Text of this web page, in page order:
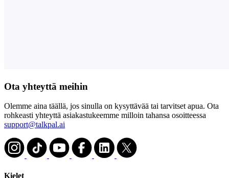
Ota yhteyttä meihin
Olemme aina täällä, jos sinulla on kysyttävää tai tarvitset apua. Ota
rohkeasti yhteyttä asiakastukeemme milloin tahansa osoitteessa
support@talkpal.ai
Kielet